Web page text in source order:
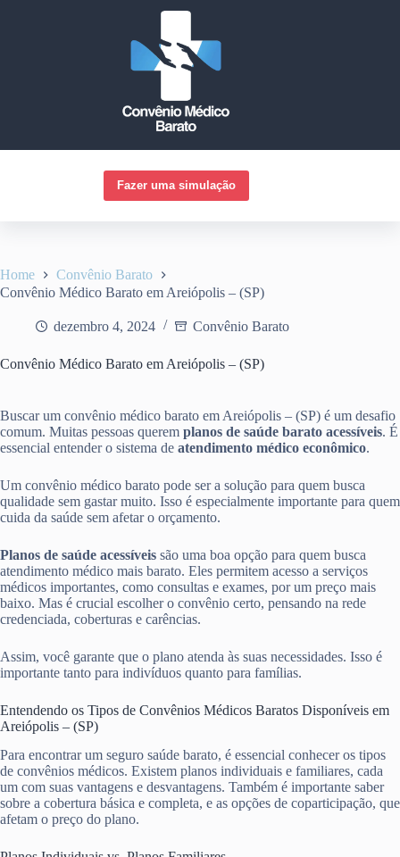
Fazer uma simulação
Home
Convênio Barato
Convênio Médico Barato em Areiópolis – (SP)
dezembro 4, 2024 Convênio Barato
Convênio Médico Barato em Areiópolis – (SP)
Buscar um convênio médico barato em Areiópolis – (SP) é um desafio
comum. Muitas pessoas querem planos de saúde barato acessíveis. É
essencial entender o sistema de atendimento médico econômico.
Um convênio médico barato pode ser a solução para quem busca
qualidade sem gastar muito. Isso é especialmente importante para quem
cuida da saúde sem afetar o orçamento.
Planos de saúde acessíveis são uma boa opção para quem busca
atendimento médico mais barato. Eles permitem acesso a serviços
médicos importantes, como consultas e exames, por um preço mais
baixo. Mas é crucial escolher o convênio certo, pensando na rede
credenciada, coberturas e carências.
Assim, você garante que o plano atenda às suas necessidades. Isso é
importante tanto para indivíduos quanto para famílias.
Entendendo os Tipos de Convênios Médicos Baratos Disponíveis em
Areiópolis – (SP)
Para encontrar um seguro saúde barato, é essencial conhecer os tipos
de convênios médicos. Existem planos individuais e familiares, cada
um com suas vantagens e desvantagens. Também é importante saber
sobre a cobertura básica e completa, e as opções de coparticipação, que
afetam o preço do plano.